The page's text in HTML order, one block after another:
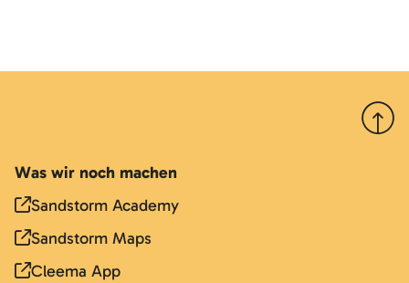
Nach
Was wir noch machen
Sandstorm Academy
Sandstorm Maps
Cleema App